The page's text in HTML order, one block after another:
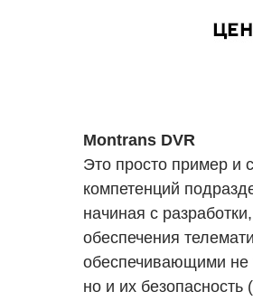
Montrans DVR
Это просто пример и
компетенций
начиная с
обеспечения
обеспечивающими не
но и их